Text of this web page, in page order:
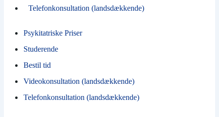
Telefonkonsultation (landsdækkende)
Psykitatriske Priser
Studerende
Bestil tid
Videokonsultation (landsdækkende)
Telefonkonsultation (landsdækkende)